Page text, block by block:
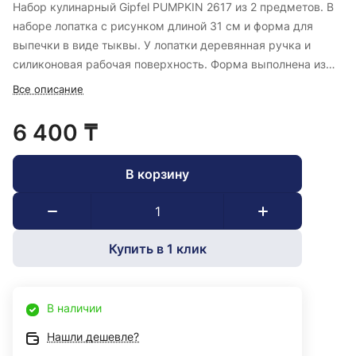
Набор кулинарный Gipfel PUMPKIN 2617 из 2 предметов. В
наборе лопатка с рисунком длиной 31 см и форма для
выпечки в виде тыквы. У лопатки деревянная ручка и
силиконовая рабочая поверхность. Форма выполнена из
нержавеющей стали и отлично справится с вырезанием
Все описание
6 400 ₸
В корзину
Купить в 1 клик
В наличии
Нашли дешевле?